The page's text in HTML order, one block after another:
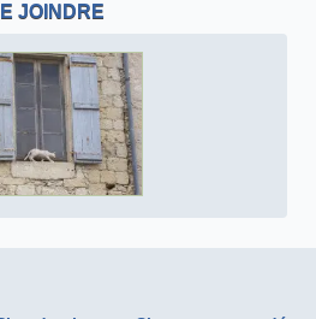
JOINDRE